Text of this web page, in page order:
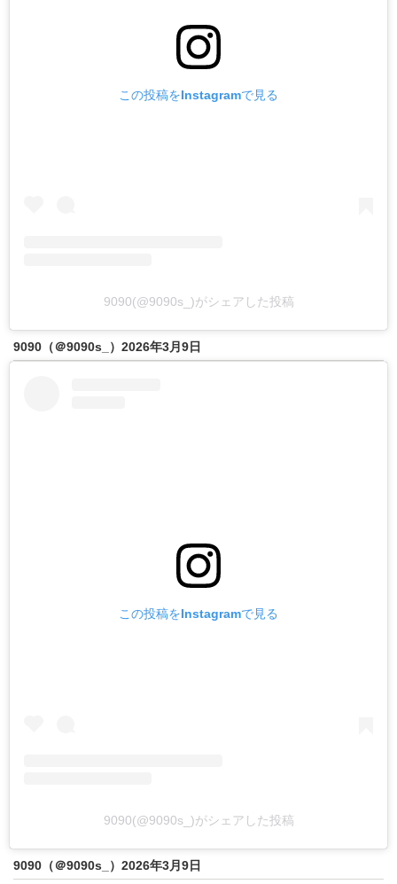
この投稿をInstagramで見る
9090(@9090s_)がシェアした投稿
9090（＠9090s_）2026年3月9日
この投稿をInstagramで見る
9090(@9090s_)がシェアした投稿
9090（＠9090s_）2026年3月9日